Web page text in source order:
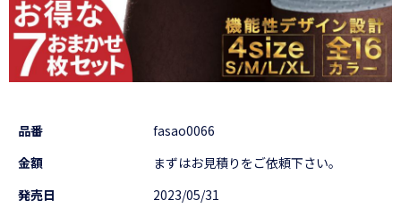
品番
fasao0066
金額
まずはお見積りをご依頼下さい。
発売日
2023/05/31